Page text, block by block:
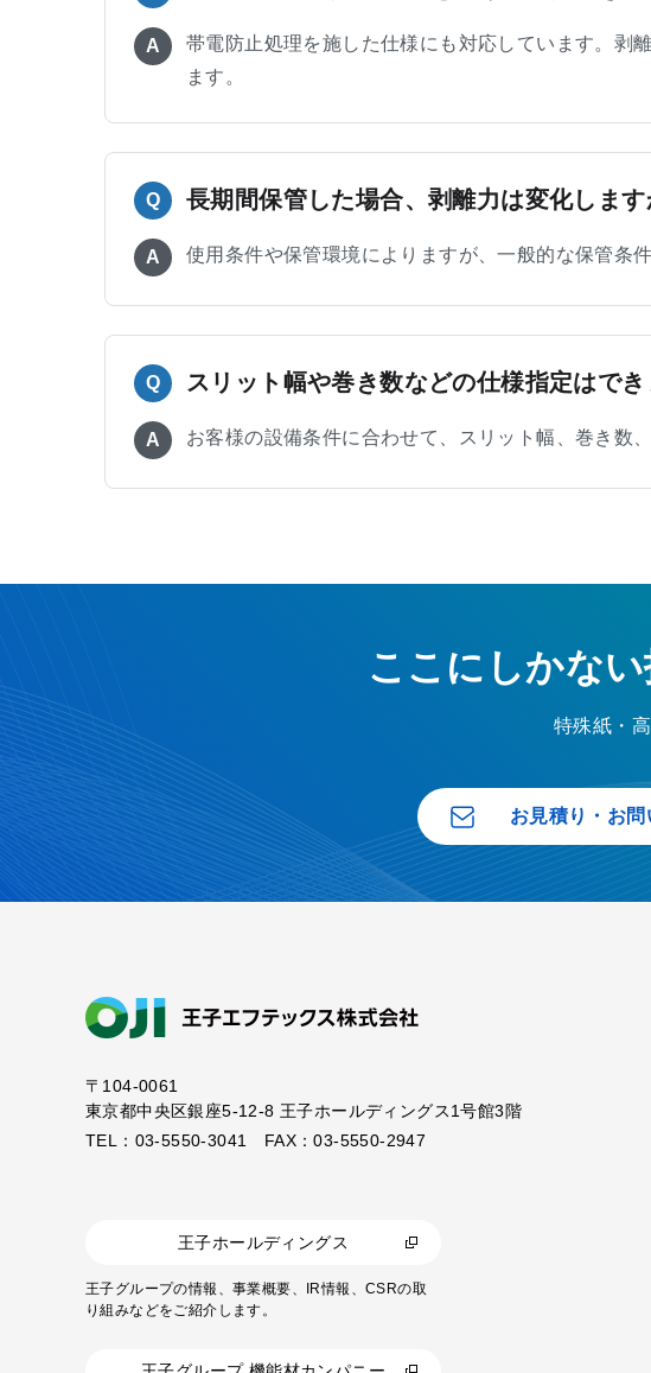
A
帯電防止処理を施した仕様にも対応しています。剥
ます。
Q 長期間保管した場合、剥離力は変化します
A 使用条件や保管環境によりますが、一般的な保管条
Q スリット幅や巻き数などの仕様指定はでき
A お客様の設備条件に合わせて、スリット幅、巻き数
ここにしかな
特殊紙・
お見積り・お問
〒104-0061
東京都中央区銀座5-12-8 王子ホールディングス1号館3階
TEL：03-5550-3041 FAX：03-5550-2947
王子ホールディングス
王子グループの情報、事業概要、IR情報、CSRの取
り組みなどをご紹介します。